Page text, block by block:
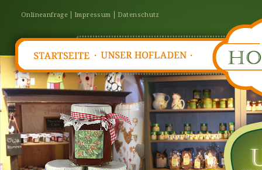
Onlineanfrage Impressum Datenschutz